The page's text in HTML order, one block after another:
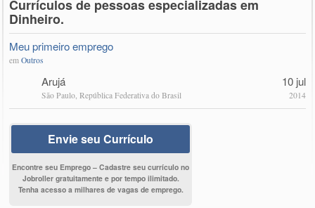
Currículos de pessoas especializadas em
Dinheiro.
Meu primeiro emprego
emOutros
Arujá
São Paulo, República Federativa do Brasil
10 jul
2014
Envie seu Currículo
Encontre seu Emprego – Cadastre seu currículo no
Jobroller gratuitamente e por tempo ilimitado.
Tenha acesso a milhares de vagas de emprego.